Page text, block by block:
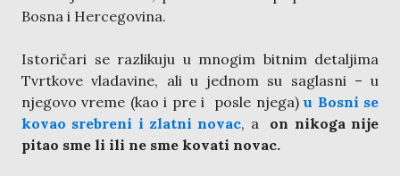
Bosna i Hercegovina.
Istoričari se razlikuju u mnogim bitnim detaljima
Tvrtkove vladavine, ali u jednom su saglasni – u
njegovo vreme (kao i pre i posle njega)u Bosni se
kovao srebreni i zlatni novac, a on nikoga nije
pitao sme li ili ne sme kovati novac.